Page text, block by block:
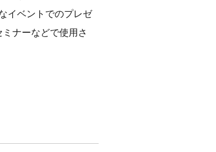
イベントでのプレゼ
ナーなどで使用さ